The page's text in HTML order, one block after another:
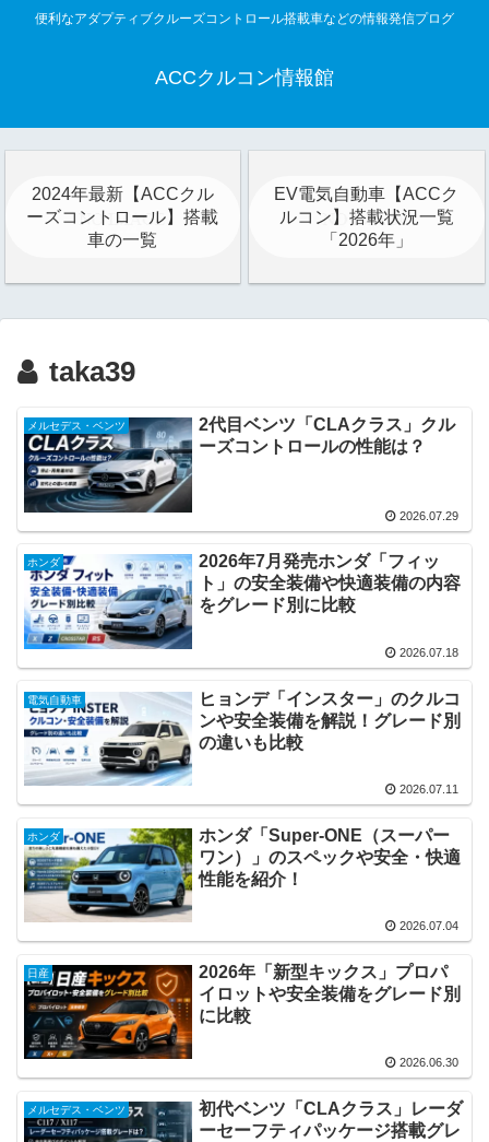
便利なアダプティブクルーズコントロール搭載車などの情報発信プログ
ACCクルコン情報館
2024年最新【ACCクル
ーズコントロール】搭載
車の一覧
EV電気自動車【ACCク
ルコン】搭載状況一覧
「2026年」
taka39
メルセデス・ベンツ
2代目ベンツ「CLAクラス」クル
ーズコントロールの性能は？
2026.07.29
ホンダ
2026年7月発売ホンダ「フィッ
ト」の安全装備や快適装備の内容
をグレード別に比較
2026.07.18
電気自動車
ヒョンデ「インスター」のクルコ
ンや安全装備を解説！グレード別
の違いも比較
2026.07.11
ホンダ
ホンダ「Super-ONE（スーパー
ワン）」のスペックや安全・快適
性能を紹介！
2026.07.04
日産
2026年「新型キックス」プロパ
イロットや安全装備をグレード別
に比較
2026.06.30
メルセデス・ベンツ
初代ベンツ「CLAクラス」レーダ
ーセーフティパッケージ搭載グレ